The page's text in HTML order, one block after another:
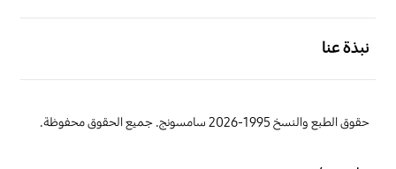
نبذة عنا
حقوق الطبع والنسخ 1995-2026 سامسونج. جميع الحقوق محفوظة.